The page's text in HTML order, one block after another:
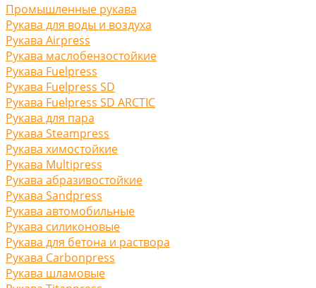
Промышленные рукава
Рукава для воды и воздуха
Рукава Airpress
Рукава маслобензостойкие
Рукава Fuelpress
Рукава Fuelpress SD
Рукава Fuelpress SD ARCTIC
Рукава для пара
Рукава Steampress
Рукава химостойкие
Рукава Multipress
Рукава абразивостойкие
Рукава Sandpress
Рукава автомобильные
Рукава силиконовые
Рукава для бетона и раствора
Рукава Carbonpress
Рукава шламовые